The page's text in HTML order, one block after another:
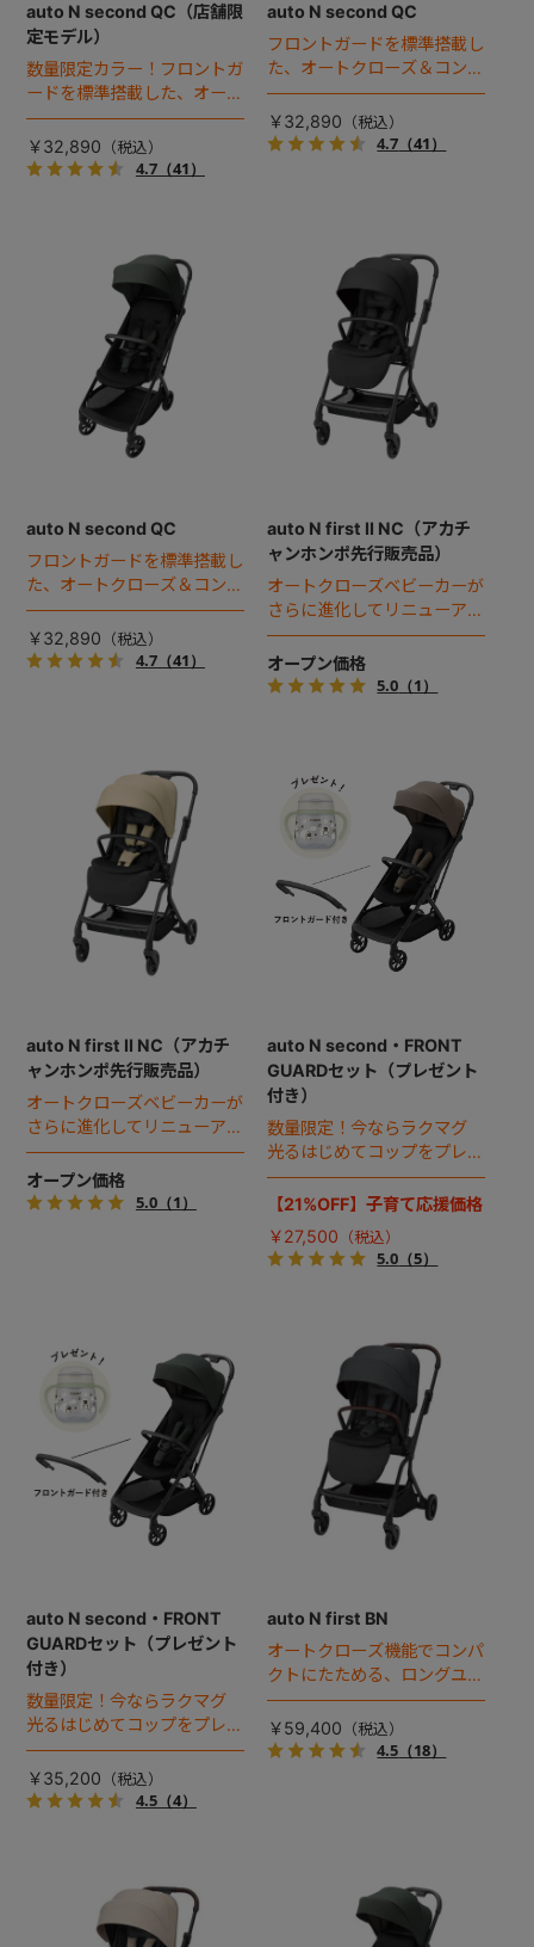
auto N second QC（店舗限
定モデル）
数量限定カラー！フロントガ
ードを標準搭載した、オート
クローズ＆コンパクト設計の
セカンドベビーカー。
￥32,890
4.7（41）
auto N second QC
フロントガードを標準搭載し
た、オートクローズ＆コンパ
クト設計のセカンドベビーカ
ー。
￥32,890
4.7 （41）
auto N second QC
フロントガードを標準搭載し
た、オートクローズ＆コンパ
クト設計のセカンドベビーカ
ー。
￥32,890
4.7（41）
auto N first II NC（アカチ
ャンホンポ先行販売品）
オートクローズベビーカーが
さらに進化してリニューア
ル！
オープン価格
5.0 （1）
auto N first II NC（アカチ
ャンホンポ先行販売品）
オートクローズベビーカーが
さらに進化してリニューア
ル！
オープン価格
5.0（1）
auto N second・FRONT
GUARDセット（プレゼント
付き）
数量限定！今ならラクマグ
光るはじめてコップをプレゼ
ント！
【21%OFF】子育て応援価格
￥27,500
5.0 （5）
auto N second・FRONT
GUARDセット（プレゼント
付き）
数量限定！今ならラクマグ
光るはじめてコップをプレゼ
ント！
￥35,200
4.5（4）
auto N first BN
オートクローズ機能でコンパ
クトにたためる、ロングユー
スベビーカー誕生。
￥59,400
4.5 （18）